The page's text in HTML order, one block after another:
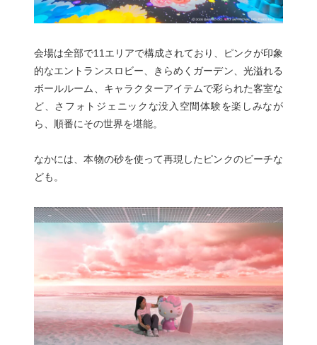
会場は全部で11エリアで構成されており、ピンクが印象
的なエントランスロビー、きらめくガーデン、光溢れる
ボールルーム、キャラクターアイテムで彩られた客室な
ど、さフォトジェニックな没入空間体験を楽しみなが
ら、順番にその世界を堪能。
なかには、本物の砂を使って再現したピンクのビーチな
ども。